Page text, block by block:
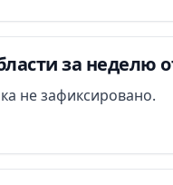
за неделю
не зафиксировано.